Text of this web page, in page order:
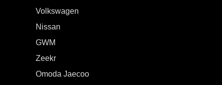
Volkswagen
Nissan
GWM
Zeekr
Omoda Jaecoo